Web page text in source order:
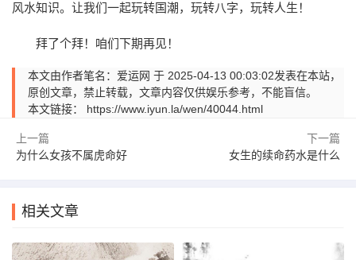
风水知识。让我们一起玩转国潮，玩转八字，玩转人生！
拜了个拜！咱们下期再见！
本文由作者笔名：爱运网 于 2025-04-13 00:03:02发表在本站，
原创文章，禁止转载，文章内容仅供娱乐参考，不能盲信。
本文链接： https://www.iyun.la/wen/40044.html
上一篇
为什么女孩不属虎命好
下一篇
女生的续命药水是什么
相关文章